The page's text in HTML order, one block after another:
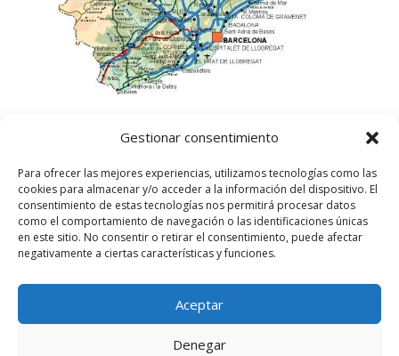
Gestionar consentimiento
Para ofrecer las mejores experiencias, utilizamos tecnologías como las
cookies para almacenar y/o acceder a la información del dispositivo. El
consentimiento de estas tecnologías nos permitirá procesar datos
como el comportamiento de navegación o las identificaciones únicas
en este sitio. No consentir o retirar el consentimiento, puede afectar
negativamente a ciertas características y funciones.
Aceptar
Denegar
Lampista Barcelona. Todos los derechos
reservados.
Política de privacidad